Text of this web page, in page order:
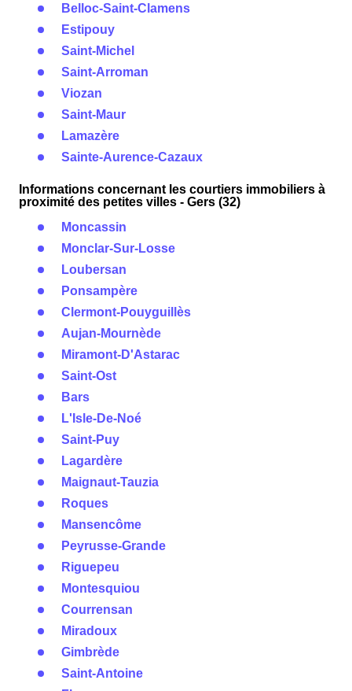
Belloc-Saint-Clamens
Estipouy
Saint-Michel
Saint-Arroman
Viozan
Saint-Maur
Lamazère
Sainte-Aurence-Cazaux
Informations concernant les courtiers immobiliers à
proximité des petites villes - Gers (32)
Moncassin
Monclar-Sur-Losse
Loubersan
Ponsampère
Clermont-Pouyguillès
Aujan-Mournède
Miramont-D'Astarac
Saint-Ost
Bars
L'Isle-De-Noé
Saint-Puy
Lagardère
Maignaut-Tauzia
Roques
Mansencôme
Peyrusse-Grande
Riguepeu
Montesquiou
Courrensan
Miradoux
Gimbrède
Saint-Antoine